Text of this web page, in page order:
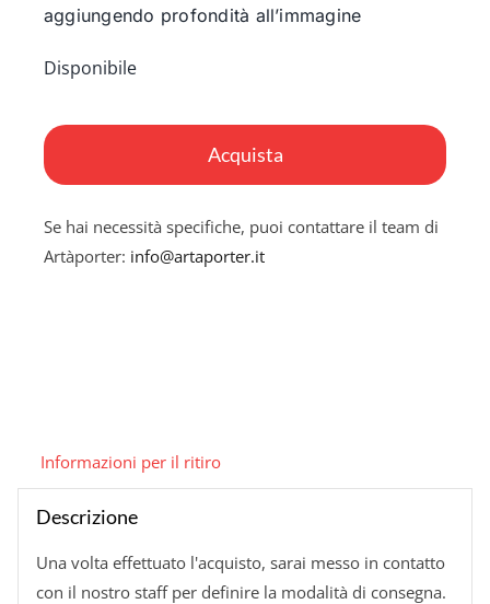
aggiungendo profondità all’immagine
Disponibile
Acquista
Se hai necessità specifiche, puoi contattare il team di
Artàporter: info@artaporter.it
Informazioni per il ritiro
Descrizione
Una volta effettuato l'acquisto, sarai messo in contatto
con il nostro staff per definire la modalità di consegna.